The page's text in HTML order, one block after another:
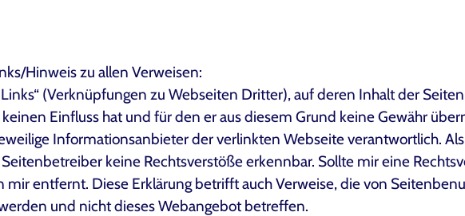
Hinweis zu allen Verweisen:
(Verknüpfungen zu Webseiten Dritter), auf deren Inhalt der
Einfluss hat und für den er aus diesem Grund keine Gewähr
Informationsanbieter der verlinkten Webseite verantwortlich.
keine Rechtsverstöße erkennbar. Sollte mir eine
entfernt. Diese Erklärung betrifft auch Verweise, die von
und nicht dieses Webangebot betreffen.